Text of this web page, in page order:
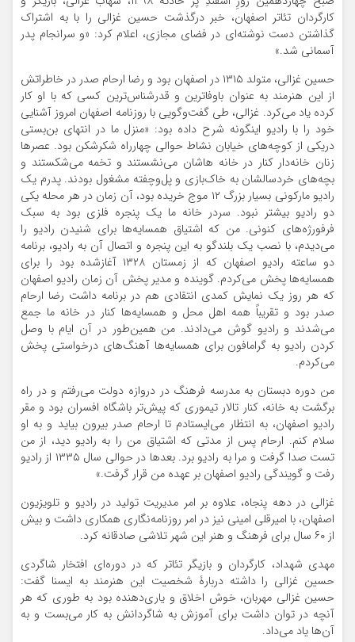
کارگردان تئاتر اصفهان، خبر درگذشت حسین غزالی را با به اشتراک
گذاشتن دست نوشته‌ای در فضای مجازی، اعلام کرد: «و سرانجام پدر
آسمانی شد.»
حسین غزالی، متولد ۱۳۱۵ در اصفهان بود و رضا ارحام صدر در خاطراتش
از این هنرمند به عنوان باوفاترین و قدرشناس‌ترین کسی که با او کار
کرده یاد می‌کرد. غزالی، طی گفت‌وگویی با روزنامه اصفهان امروز آشنایی
خود را با رادیو اینگونه شرح داده بود: «منزل ما در انتهای بن‌بستی
دریکی از کوچه‌های خیابان نشاط حوالی چهارراه شکرشکن بود. عصرها
زنان خانه‌دار کنار در خانه هاشان می‌نشستند و تخمه می‌شکستند و
بچه‌های خردسالشان به خاک‌بازی و پل‌وچفته مشغول بودند. پدرم یک
رادیو مارکونی بسیار بزرگ ۱۲ موج خریده بود، آن زمان در هر محله یکی
دو رادیو بیشتر نبود. سردر خانه ما یک پنجره فلزی بود به سبک
فرفورژه‌های کنونی. من که اشتیاق همسایه‌ها برای شنیدن رادیو را
می‌دیدم، با نصب یک بلندگو به این پنجره و اتصال آن به رادیو، برنامه
دو ساعته رادیو اصفهان که از زمستان ۱۳۲۸ آغازشده بود را برای
همسایه‌ها پخش می‌کردم. گوینده و مدیر پخش آن زمان رادیو اصفهان
که هر روز یک نمایش کمدی انتقادی هم در برنامه داشت رضا ارحام
صدر بود و تقریباً همه اهل محل و همسایه‌ها کنار در خانه ما جمع
می‌شدند و رادیو گوش می‌دادند. من همین‌طور در آن ایام با وصل
کردن رادیو به گرامافون برای همسایه‌ها آهنگ‌های درخواستی پخش
می‌کردم.
من دوره دبستان به مدرسه فرهنگ در دروازه دولت می‌رفتم و در راه
برگشت به خانه، کنار تالار تیموری که پیش‌تر باشگاه افسران بود و مقر
رادیو اصفهان، به انتظار می‌ایستادم تا ارحام صدر بیرون بیاید و به او
سلام کنم. ارحام پس از مدتی که اشتیاق من را به رادیو دید، از من
تست صدا گرفت و مرا به رادیو برد. بعدها در حوالی سال ۱۳۳۵ از رادیو
رفت و گویندگی رادیو اصفهان بر عهده من قرار گرفت.»
غزالی در دهه پنجاه، علاوه بر امر مدیریت تولید در رادیو و تلویزیون
اصفهان، با امیرقلی امینی نیز در امر روزنامه‌نگاری همکاری داشت و بیش
از ۶۰ سال برای فرهنگ و هنر این شهر تلاشی صادقانه کرد.
مهدی شهداد، کارگردان و بازیگر تئاتر که در دوره‌ای افتخار شاگردی
حسین غزالی را داشته دربارۀ شخصیت این هنرمند به ایسنا گفت:
حسین غزالی مهربان، خوش اخلاق و یاری‌دهنده بود به طوری که هر
آنچه در توان داشت برای آموزش به شاگردانش به کار می‌بست و به
آن‌ها یاد می‌داد.